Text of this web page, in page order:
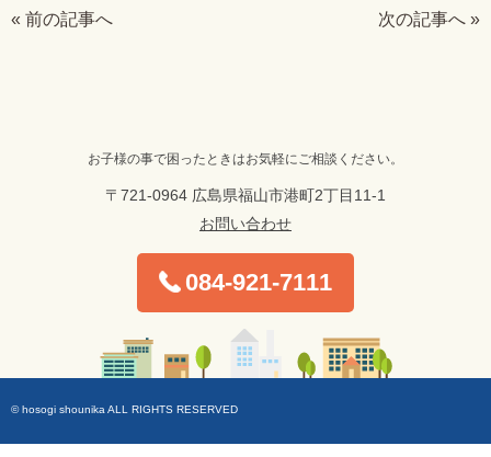
« 前の記事へ 次の記事へ »
お子様の事で困ったときはお気軽にご相談ください。
〒721-0964 広島県福山市港町2丁目11-1
お問い合わせ
084-921-7111
© hosogi shounika ALL RIGHTS RESERVED